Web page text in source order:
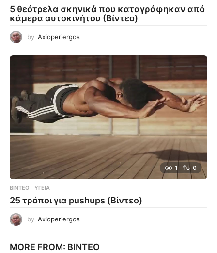
5 θεότρελα σκηνικά που καταγράφηκαν από
κάμερα αυτοκινήτου (Βίντεο)
by Axioperiergos
1 0
ΒΊΝΤΕΟ ΥΓΕΊΑ
25 τρόποι για pushups (Βίντεο)
by Axioperiergos
MORE FROM: ΒΊΝΤΕΟ